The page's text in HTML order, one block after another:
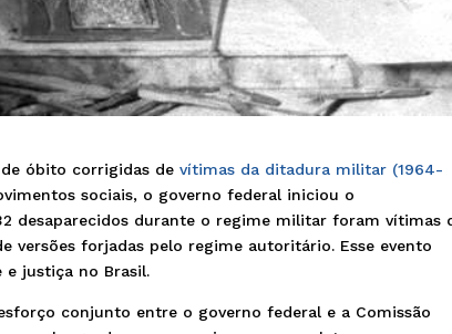
de óbito corrigidas devítimas da ditadura militar (1964-
sociais, o governo federal iniciou o
desaparecidos durante o regime militar foram vítimas
versões forjadas pelo regime autoritário. Esse evento
justiça no Brasil.
conjunto entre o governo federal e a Comissão